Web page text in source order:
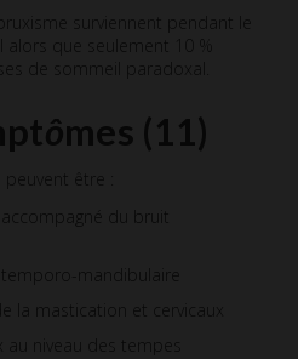
surviennent pendant le
que seulement 10 %
de sommeil paradoxal.
ômes (11)
être :
du bruit
temporo-mandibulaire
la mastication et cervicaux
niveau des tempes